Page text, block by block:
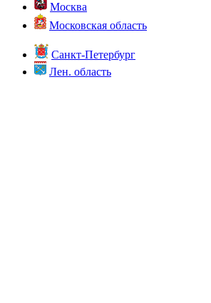
Москва
Московская область
Санкт-Петербург
Лен. область